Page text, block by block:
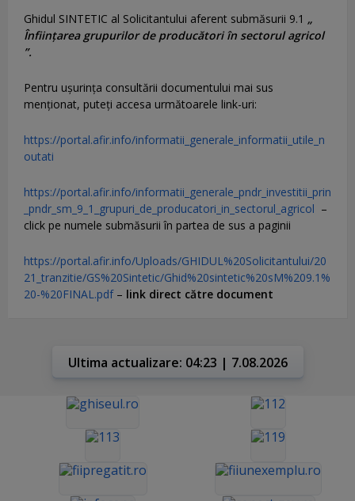
Ghidul SINTETIC al Solicitantului aferent submăsurii 9.1 „
Înființarea grupurilor de producători în sectorul agricol
”.
Pentru uşurinţa consultării documentului mai sus
menţionat, puteţi accesa următoarele link-uri:
https://portal.afir.info/informatii_generale_informatii_utile_n
outati
https://portal.afir.info/informatii_generale_pndr_investitii_prin
_pndr_sm_9_1_grupuri_de_producatori_in_sectorul_agricol –
click pe numele submăsurii în partea de sus a paginii
https://portal.afir.info/Uploads/GHIDUL%20Solicitantului/20
21_tranzitie/GS%20Sintetic/Ghid%20sintetic%20sM%209.1%
20-%20FINAL.pdf– link direct către document
Ultima actualizare: 04:23 | 7.08.2026